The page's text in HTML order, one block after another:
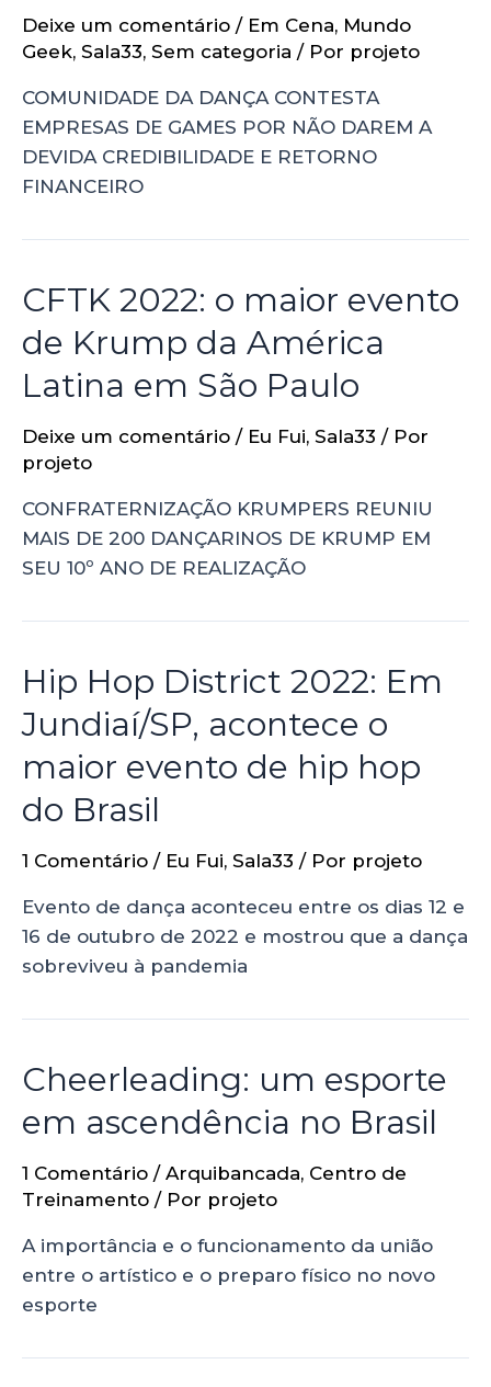
Deixe um comentário / Em Cena, Mundo
Geek, Sala33, Sem categoria / Por projeto
COMUNIDADE DA DANÇA CONTESTA
EMPRESAS DE GAMES POR NÃO DAREM A
DEVIDA CREDIBILIDADE E RETORNO
FINANCEIRO
CFTK 2022: o maior evento
de Krump da América
Latina em São Paulo
Deixe um comentário / Eu Fui, Sala33 / Por
projeto
CONFRATERNIZAÇÃO KRUMPERS REUNIU
MAIS DE 200 DANÇARINOS DE KRUMP EM
SEU 10º ANO DE REALIZAÇÃO
Hip Hop District 2022: Em
Jundiaí/SP, acontece o
maior evento de hip hop
do Brasil
1 Comentário / Eu Fui, Sala33 / Por projeto
Evento de dança aconteceu entre os dias 12 e
16 de outubro de 2022 e mostrou que a dança
sobreviveu à pandemia
Cheerleading: um esporte
em ascendência no Brasil
1 Comentário / Arquibancada, Centro de
Treinamento / Por projeto
A importância e o funcionamento da união
entre o artístico e o preparo físico no novo
esporte